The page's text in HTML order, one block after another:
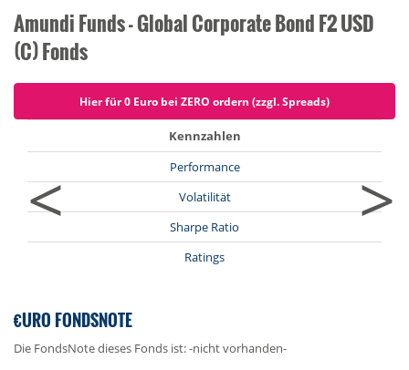
Amundi Funds - Global Corporate Bond F2 USD
(C) Fonds
Hier für 0 Euro bei ZERO ordern (zzgl. Spreads)
<
Kennzahlen
Performance
Volatilität
Sharpe Ratio
Ratings
>
€URO FONDSNOTE
Die FondsNote dieses Fonds ist: -nicht vorhanden-